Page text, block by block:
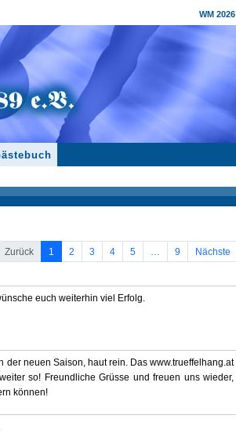
WM 2026
Zurück 1 2 3 4 5 9 Nächste
euch weiterhin viel Erfolg.
der neuen Saison, haut rein. Das www.trueffelhang.at
so! Freundliche Grüsse und freuen uns wieder,
können!